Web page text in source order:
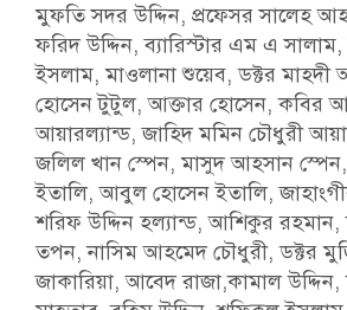
মুফতি সদর উদ্দিন, প্রফেসর সালেহ
ফরিদ উদ্দিন, ব্যারিস্টার এম এ
ইসলাম, মাওলানা শুয়েব, ডক্টর মাহদী
হোসেন টুটুল, আক্তার হোসেন, কবির
আয়ারল্যান্ড, জাহিদ মমিন চৌধুরী
জলিল খান স্পেন, মাসুদ আহসান
ইতালি, আবুল হোসেন ইতালি,
শরিফ উদ্দিন হল্যান্ড, আশিকুর রহমান,
তপন, নাসিম আহমেদ চৌধুরী, ডক্টর
জাকারিয়া, আবেদ রাজা,কামাল